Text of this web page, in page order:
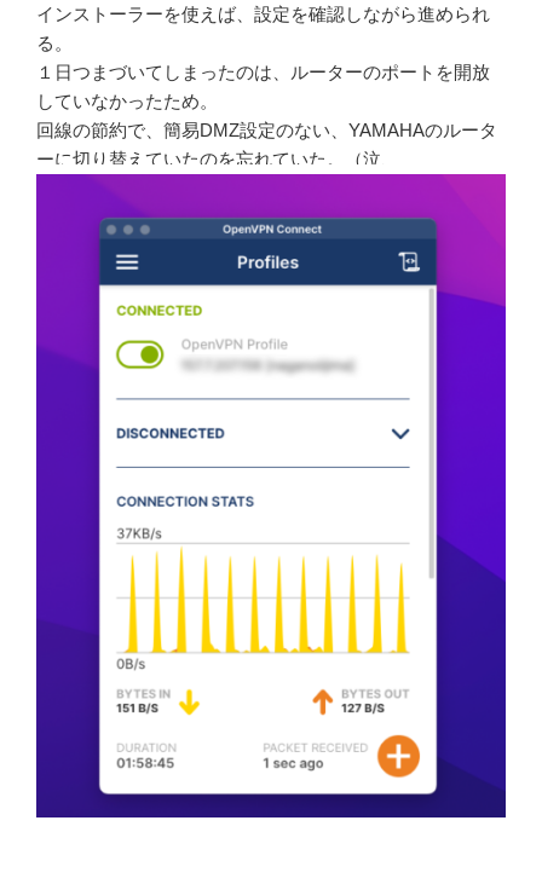
インストーラーを使えば、設定を確認しながら進められ
る。
１日つまづいてしまったのは、ルーターのポートを開放
していなかったため。
回線の節約で、簡易DMZ設定のない、YAMAHAのルータ
ーに切り替えていたのを忘れていた。（泣、